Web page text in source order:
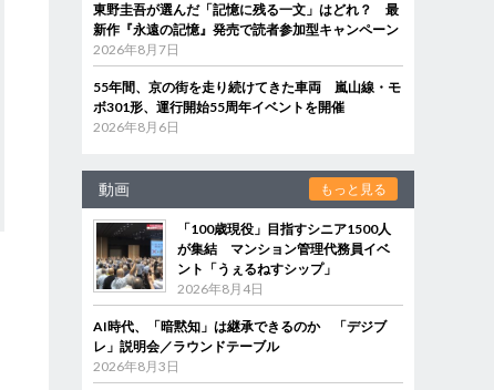
東野圭吾が選んだ「記憶に残る一文」はどれ？ 最
新作『永遠の記憶』発売で読者参加型キャンペーン
2026年8月7日
55年間、京の街を走り続けてきた車両 嵐山線・モ
ボ301形、運行開始55周年イベントを開催
2026年8月6日
動画 もっと見る
「100歳現役」目指すシニア1500人
が集結 マンション管理代務員イベ
ント「うぇるねすシップ」
2026年8月4日
AI時代、「暗黙知」は継承できるのか 「デジブ
レ」説明会／ラウンドテーブル
2026年8月3日